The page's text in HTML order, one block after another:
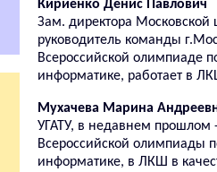
Кириенко Денис Павлович
Зам. директора Московской
руководитель команды
Всероссийской олимпиаде
информатике, работает в
Мухачева Марина
УГАТУ, в недавнем прошлом
Всероссийской олимпиады
информатике, в ЛКШ в